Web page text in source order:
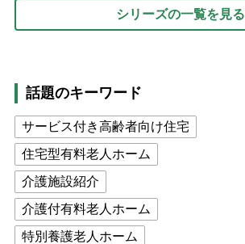
シリーズの一覧を見る
話題のキーワード
サービス付き高齢者向け住宅
住宅型有料老人ホーム
介護施設紹介
介護付有料老人ホーム
特別養護老人ホーム